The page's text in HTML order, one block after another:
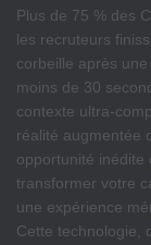
Plus de 75 % des
les recruteurs
corbeille après
moins de 30
contexte ultra-
réalité augmentée
opportunité inédite
transformer votre
une expérience
Cette technologie,